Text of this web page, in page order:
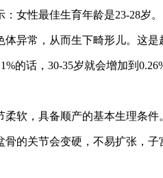
女性最佳生育年龄是23-28岁。
异常，从而生下畸形儿。这是
话，30-35岁就会增加到
软，具备顺产的基本生理条件
的关节会变硬，不易扩张，子